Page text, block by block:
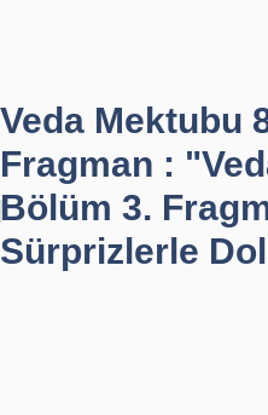
Veda Mektubu
Fragman :
Bölüm 3.
Sürprizlerle